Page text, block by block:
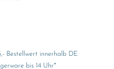
Bestellwert innerhalb DE
bis 14 Uhr*